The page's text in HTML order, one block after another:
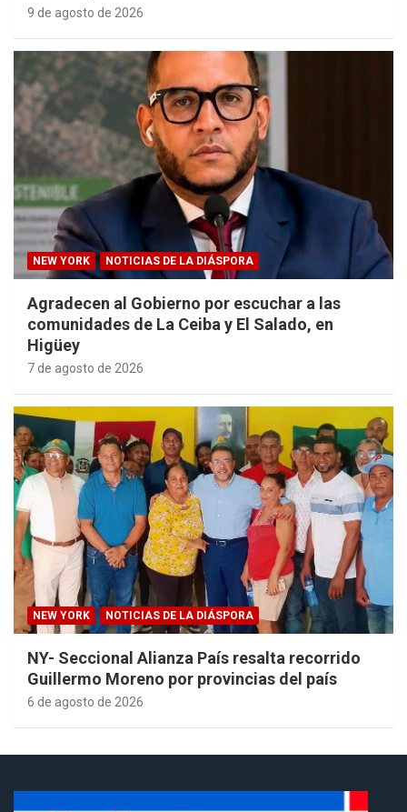
9 de agosto de 2026
NEW YORK NOTICIAS DE LA DIÁSPORA
Agradecen al Gobierno por escuchar a las
comunidades de La Ceiba y El Salado, en
Higüey
7 de agosto de 2026
NEW YORK NOTICIAS DE LA DIÁSPORA
NY- Seccional Alianza País resalta recorrido
Guillermo Moreno por provincias del país
6 de agosto de 2026